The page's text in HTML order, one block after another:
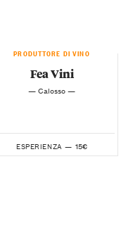
PRODUTTORE DI VINO
Fea Vini
— Calosso —
ESPERIENZA — 15€